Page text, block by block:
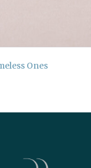
Ones